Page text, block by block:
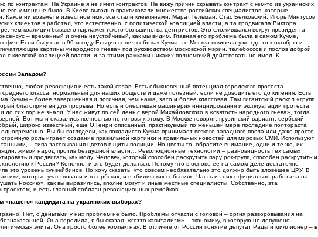
контрактам. На Украине я не имел контрактов. Не вижу причин скрывать контракт с кем-то из украинских
его у меня не было. В Киеве выгодно практиковали множество российских специалистов, которые
ни возьмете известное имя, все стали киевлянами: Марат Гельман, Стас Белковский, Игорь Минтусов,
клиентов я работал, что естественно, с политической коалицией власти, а та продвигала Виктора
чем коалиция бывшего парламентского большинства центристов. Это сложившаяся вокруг президента
– временный и очень неустойчивый, как мы видим. Главная его проблема была в самом Кучме,
Если бы у нас в 99-м году Ельцин повел себя как Кучма, то Москва вскипела уже где-то к октябрю и
картины «народного гнева» под руководством московской мэрии, телебоссов и послов доброй
с киевской коалицией власти, и за этими рамками никаких полномочий действовать не имел. К
Западом?
любая революция и есть такой сплав. Есть обыкновенный потенциал городского протеста –
класса, нормальный для наших обществ и даже полезный, если не доводить его до кипения. Есть
Кучмы – более завершенная и логичная, чем наша, зато и более классовая. Там гигантский раскол «групп
благоприятен для прорыва. Но есть и блестящая машинерия инициирования и эксплуатации протеста
сих пор не знали. У нас живут по сей день с верой Михайловского в «святость народного гнева», тогда
Вот мы и оказались полностью не готовы к этому. В Москве говорят: грузинский вариант, сербский
широко известный, еще О.Генри описанный, практикуемый по меньшей мере последние полтораста
Вы бы поглядели, как покладисто Кучма принимает всякого западного посла или даже просто
роль играет создание правильной картинки и правильных новостей для мировых СМИ. Используют
– типа засовывания цветов в щиты полиции. Но цветы-то, обратите внимание, одни и те же, их
живой народ против бездушной власти… Революционные технологии – разновидность тех самых
и продвигать, как моду. Человек, который способен раскрутить пару рок-групп, способен раскрутить и
к России? Конечно, и это будет делаться. Потому что в основе ее на самом деле достаточно
это уровень хунвейбинов. Но хочу сказать, что совсем необязательно это должно быть зловещее ЦРУ. В
которые участвовали и в сербских, и в тбилисских событиях. Часть из них официально работала на
Россию», как вы выразились, вполне могут и иные местные специалисты. Собственно, эта
и есть главный соблазн революционных ремейков.
кандидата на украинских выборах?
Нет, с деньгами у них проблем не было. Проблемы отчасти с головой – оргия разворовывания на
Она породила, я бы сказал, «гетто-капитализм» – экономику, в которую не допущено
элита. Она просто более компактная. В отличие от России понятие депутат Рады и миллионер – в